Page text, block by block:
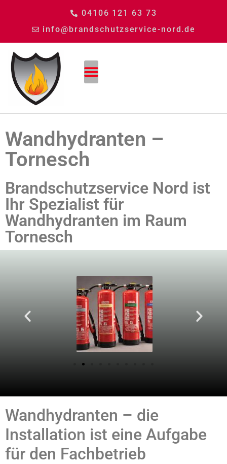
04106 121 63 73
info@brandschutzservice-nord.de
Wandhydranten –
Tornesch
Brandschutzservice Nord ist
Ihr Spezialist für
Wandhydranten im Raum
Tornesch
Wandhydranten – die
Installation ist eine Aufgabe
für den Fachbetrieb